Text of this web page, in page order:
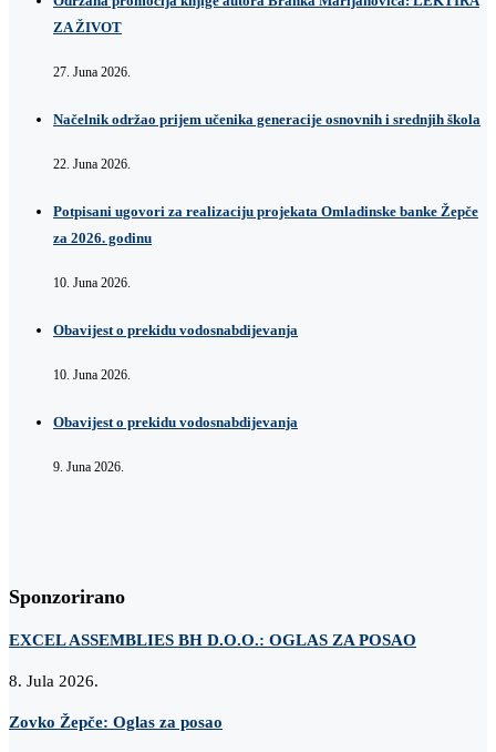
ZA ŽIVOT
27. Juna 2026.
Načelnik održao prijem učenika generacije osnovnih i srednjih škola
22. Juna 2026.
Potpisani ugovori za realizaciju projekata Omladinske banke Žepče
za 2026. godinu
10. Juna 2026.
Obavijest o prekidu vodosnabdijevanja
10. Juna 2026.
Obavijest o prekidu vodosnabdijevanja
9. Juna 2026.
Sponzorirano
EXCEL ASSEMBLIES BH D.O.O.: OGLAS ZA POSAO
8. Jula 2026.
Zovko Žepče: Oglas za posao